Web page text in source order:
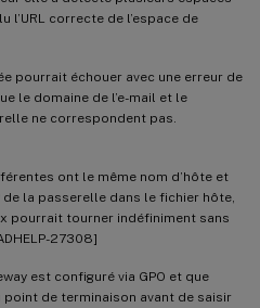
l’URL correcte de l’espace de
pourrait échouer avec une erreur de
le domaine de l’e-mail et le
ne correspondent pas.
ont le même nom d’hôte et
de la passerelle dans le fichier hôte,
pourrait tourner indéfiniment sans
27308]
est configuré via GPO et que
point de terminaison avant de saisir